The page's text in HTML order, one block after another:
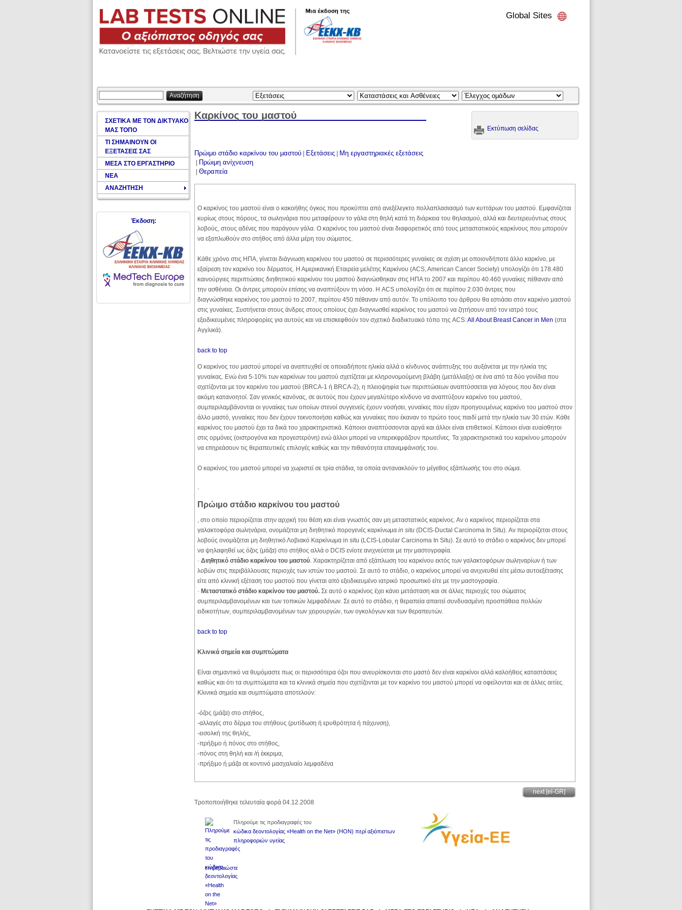
Αναζήτηση
Καρκίνος του μαστού
Εκτύπωση σελίδας
Πρώιμο στάδιο καρκίνου του μαστού Εξετάσεις Μη εργαστηριακές εξετάσεις
Πρώιμη ανίχνευση
Θεραπεία
Ο καρκίνος του μαστού είναι ο κακοήθης όγκος που προκύπτει από ανεξέλεγκτο πολλαπλασιασμό των κυττάρων του μαστού. Εμφανίζεται
κυρίως στους πόρους, τα σωληνάρια που μεταφέρουν το γάλα στη θηλή κατά τη διάρκεια του θηλασμού, αλλά και δευτερευόντως στους
λοβούς, στους αδένες που παράγουν γάλα. Ο καρκίνος του μαστού είναι διαφορετικός από τους μεταστατικούς καρκίνους που μπορούν
να εξαπλωθούν στο στήθος από άλλα μέρη του σώματος.
Κάθε χρόνο στις ΗΠΑ, γίνεται διάγνωση καρκίνου του μαστού σε περισσότερες γυναίκες σε σχέση με οποιονδήποτε άλλο καρκίνο, με
εξαίρεση τον καρκίνο του δέρματος. Η Αμερικανική Εταιρεία μελέτης Καρκίνου (ACS, American Cancer Society) υπολογίζει ότι 178.480
καινούργιες περιπτώσεις διηθητικού καρκίνου του μαστού διαγνώσθηκαν στις ΗΠΑ το 2007 και περίπου 40.460 γυναίκες πέθαναν από
την ασθένεια. Οι άντρες μπορούν επίσης να αναπτύξουν τη νόσο. Η ACS υπολογίζει ότι σε περίπου 2.030 άντρες που
διαγνώσθηκε καρκίνος του μαστού το 2007, περίπου 450 πέθαναν από αυτόν. Το υπόλοιπο του άρθρου θα εστιάσει στον καρκίνο μαστού
στις γυναίκες. Συστήνεται στους άνδρες στους οποίους έχει διαγνωσθεί καρκίνος του μαστού να ζητήσουν από τον ιατρό τους
εξειδικευμένες πληροφορίες για αυτούς και να επισκεφθούν τον σχετικό διαδικτυακό τόπο της ACS:All About Breast Cancer in Men (στα
Αγγλικά).
back to top
Ο καρκίνος του μαστού μπορεί να αναπτυχθεί σε οποιαδήποτε ηλικία αλλά ο κίνδυνος ανάπτυξης του αυξάνεται με την ηλικία της
γυναίκας. Ενώ ένα 5-10% των καρκίνων του μαστού σχετίζεται με κληρονομούμενη βλάβη (μετάλλαξη) σε ένα από τα δύο γονίδια που
σχετίζονται με τον καρκίνο του μαστού (BRCA-1 ή ΒRCA-2), η πλειοψηφία των περιπτώσεων αναπτύσσεται για λόγους που δεν είναι
ακόμη κατανοητοί. Σαν γενικός κανόνας, σε αυτούς που έχουν μεγαλύτερο κίνδυνο να αναπτύξουν καρκίνο του μαστού,
συμπεριλαμβάνονται οι γυναίκες των οποίων στενοί συγγενείς έχουν νοσήσει, γυναίκες που είχαν προηγουμένως καρκίνο του μαστού στον
άλλο μαστό, γυναίκες που δεν έχουν τεκνοποιήσει καθώς και γυναίκες που έκαναν το πρώτο τους παιδί μετά την ηλικία των 30 ετών. Κάθε
καρκίνος του μαστού έχει τα δικά του χαρακτηριστικά. Κάποιοι αναπτύσσονται αργά και άλλοι είναι επιθετικοί. Κάποιοι είναι ευαίσθητοι
στις ορμόνες (οιστρογόνα και προγεστερόνη) ενώ άλλοι μπορεί να υπερεκφράζουν πρωτεΐνες. Τα χαρακτηριστικά του καρκίνου μπορούν
να επηρεάσουν τις θεραπευτικές επιλογές καθώς και την πιθανότητα επανεμφάνισής του.
Ο καρκίνος του μαστού μπορεί να χωριστεί σε τρία στάδια, τα οποία αντανακλούν το μέγεθος εξάπλωσής του στο σώμα.
·
Πρώιμο στάδιο καρκίνου του μαστού
, στο οποίο περιορίζεται στην αρχική του θέση και είναι γνωστός σαν μη μεταστατικός καρκίνος. Αν ο καρκίνος περιορίζεται στα
γαλακτοφόρα σωληνάρια, ονομάζεται μη διηθητικό πορογενές καρκίνωμα in situ (DCIS-Ductal Carcinoma In Situ). Αν περιορίζεται στους
λοβούς ονομάζεται μη διηθητικό Λοβιακό Καρκίνωμα in situ (LCIS-Lobular Carcinoma In Situ). Σε αυτό το στάδιο ο καρκίνος δεν μπορεί
να ψηλαφηθεί ως όζος (μάζα) στο στήθος αλλά ο DCIS ενίοτε ανιχνεύεται με την μαστογραφία.
· Διηθητικό στάδιο καρκίνου του μαστού. Χαρακτηρίζεται από εξάπλωση του καρκίνου εκτός των γαλακτοφόρων σωληναρίων ή των
λοβών στις περιβάλλουσες περιοχές των ιστών του μαστού. Σε αυτό το στάδιο, ο καρκίνος μπορεί να ανιχνευθεί είτε μέσω αυτοεξέτασης
είτε από κλινική εξέταση του μαστού που γίνεται από εξειδικευμένο ιατρικό προσωπικό είτε με την μαστογραφία.
· Μεταστατικό στάδιο καρκίνου του μαστού. Σε αυτό ο καρκίνος έχει κάνει μετάσταση και σε άλλες περιοχές του σώματος
συμπεριλαμβανομένων και των τοπικών λεμφαδένων. Σε αυτό το στάδιο, η θεραπεία απαιτεί συνδυασμένη προσπάθεια πολλών
ειδικοτήτων, συμπεριλαμβανομένων των χειρουργών, των ογκολόγων και των θεραπευτών.
back to top
Κλινικά σημεία και συμπτώματα
Είναι σημαντικό να θυμόμαστε πως οι περισσότερα όζοι που ανευρίσκονται στο μαστό δεν είναι καρκίνοι αλλά καλοήθεις καταστάσεις
καθώς και ότι τα συμπτώματα και τα κλινικά σημεία που σχετίζονται με τον καρκίνο του μαστού μπορεί να οφείλονται και σε άλλες αιτίες.
Κλινικά σημεία και συμπτώματα αποτελούν:
-όζος (μάζα) στο στήθος,
-αλλαγές στο δέρμα του στήθους (ρυτίδωση ή ερυθρότητα ή πάχυνση),
-εισολκή της θηλής,
-πρήξιμο ή πόνος στο στήθος,
-πόνος στη θηλή και /ή έκκριμα,
-πρήξιμο ή μάζα σε κοντινό μασχαλιαίο λεμφαδένα
next [el-GR]
Τροποποιήθηκε τελευταία φορά 04.12.2008
Πληρούμε τις προδιαγραφές του
κώδικα δεοντολογίας «Health on the Net» (HON) περί αξιόπιστων
πληροφοριών υγείας
.
επιβεβαιώστε
.
ΣΧΕΤΙΚΑ ΜΕ ΤΟΝ ΔΙΚΤΥΑΚΟ
ΜΑΣ ΤΟΠΟ
ΤΙ ΣΗΜΑΙΝΟΥΝ ΟΙ
ΕΞΕΤΑΣΕΙΣ ΣΑΣ
ΜΕΣΑ ΣΤΟ ΕΡΓΑΣΤΗΡΙΟ
ΝΕΑ
ΑΝΑΖΗΤΗΣΗ
Έκδοση:
Global Sites